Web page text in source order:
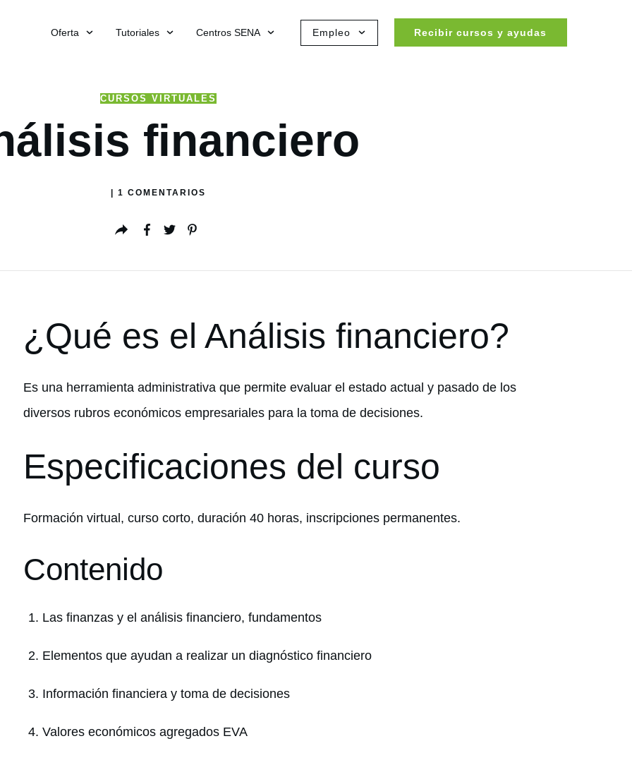
Oferta Tutoriales Centros SENA Empleo Recibir cursos y ayudas
CURSOS VIRTUALES
financiero
1 COMENTARIOS
¿Qué es el Análisis financiero?
Es una herramienta administrativa que permite evaluar el estado actual y pasado de los
diversos rubros económicos empresariales para la toma de decisiones.
Especificaciones del curso
Formación virtual, curso corto, duración 40 horas, inscripciones permanentes.
Contenido
Las finanzas y el análisis financiero, fundamentos
Elementos que ayudan a realizar un diagnóstico financiero
Información financiera y toma de decisiones
Valores económicos agregados EVA